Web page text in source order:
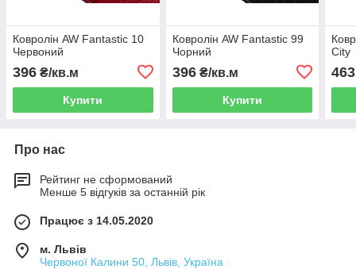
Ковролін AW Fantastic 10
Червоний
396 ₴/кв.м
Купити
Ковролін AW Fantastic 99
Чорний
396₴/кв.м
Купити
City
463
Про нас
Рейтинг не сформований
Менше 5 відгуків за останній рік
Працює з 14.05.2020
м. Львів
Червоної Калини 50, Львів, Україна